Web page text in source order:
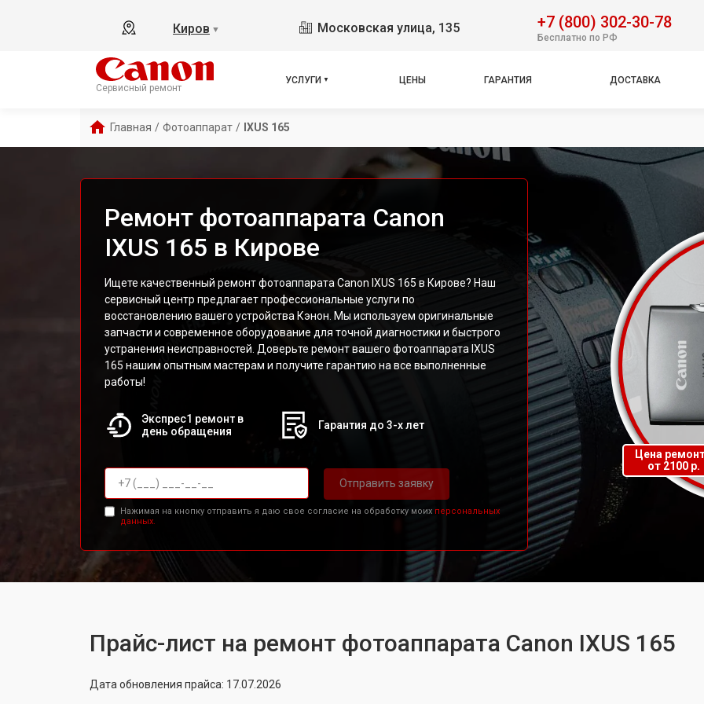
Киров ▼ Московская улица, 135 +7 (800) 302-30-78
Бесплатно по РФ
Сервисный ремонт
УСЛУГИ ЦЕНЫ ГАРАНТИЯ ДОСТАВКА
Главная / Фотоаппарат / IXUS 165
Ремонт фотоаппарата Canon
IXUS 165 в Кирове
Ищете качественный ремонт фотоаппарата Canon IXUS 165 в Кирове? Наш
сервисный центр предлагает профессиональные услуги по
восстановлению вашего устройства Кэнон. Мы используем оригинальные
запчасти и современное оборудование для точной диагностики и быстрого
устранения неисправностей. Доверьте ремонт вашего фотоаппарата IXUS
165 нашим опытным мастерам и получите гарантию на все выполненные
работы!
Экспрес1 ремонт в
день обращения
Гарантия до 3-х лет
Отправить заявку
Нажимая на кнопку отправить я даю свое согласие на обработку моих персональных
данных.
Цена
от 2100 р.
Прайс-лист на ремонт фотоаппарата Canon IXUS 165
Дата обновления прайса: 17.07.2026